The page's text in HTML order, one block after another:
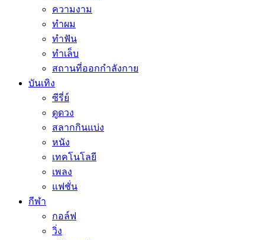
ความงาม
ทำผม
ทำฟัน
ทำเล็บ
สถานที่ออกกำลังกาย
บันเทิง
ซีรี่ย์
ดูดวง
สลากกินแบ่ง
หนัง
เทคโนโลยี
เพลง
แฟชั่น
กีฬา
กอล์ฟ
วิ่ง